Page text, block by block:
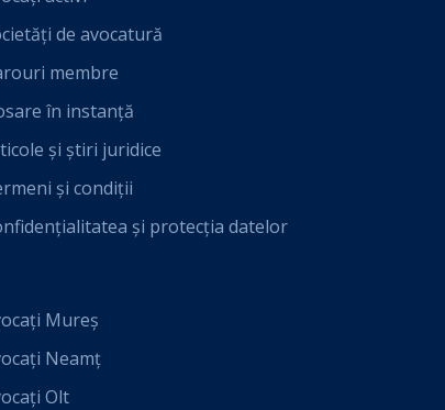
de avocatură
membre
în instanță
și știri juridice
și condiții
și protecția datelor
Mureș
Neamț
Olt